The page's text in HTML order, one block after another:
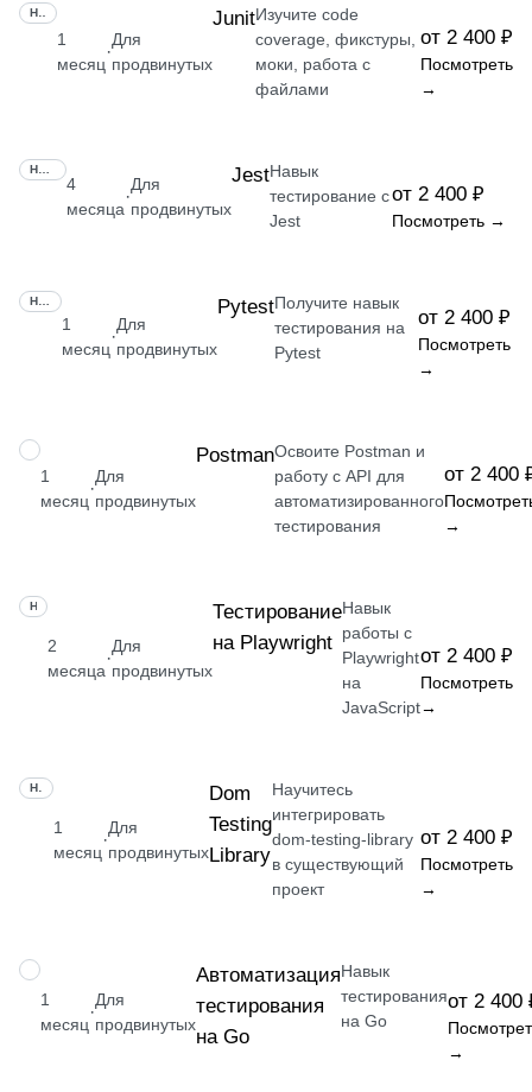
1
месяц
·
Для
продвинутых
JunitИзучите code
coverage, фикстуры,
моки, работа с
файлами
от 2 400 ₽
Посмотреть
→
4
месяца
·
Для
продвинутых
JestНавык
тестирование с
Jest
от 2 400 ₽
Посмотреть →
1
месяц
·
Для
продвинутых
PytestПолучите навык
тестирования на
Pytest
от 2 400 ₽
Посмотреть
→
НАВЫК
1
месяц
·
Для
продвинутых
PostmanОсвоите Postman и
работу с API для
автоматизированного
тестирования
от 2 400
→
НАВЫК
2
месяца
·
Для
продвинутых
Тестирование
на Playwright
Навык
работы с
Playwright
на
JavaScript
от 2 400 ₽
Посмотреть
→
1
месяц
·
Для
продвинутых
Dom
Testing
Library
Научитесь
интегрировать
dom-testing-library
в существующий
проект
от 2 400 ₽
Посмотреть
→
НАВЫК
1
месяц
·
Для
продвинутых
Автоматизация
тестирования
на Go
Навык
тестирования
на Go
от 2 400
→